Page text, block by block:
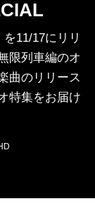
11/17にリリ
限列車編のオ
曲のリリース
特集をお届け